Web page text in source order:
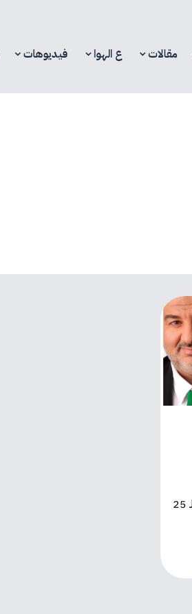
مقالات ع الهوا فيديوهات
أيام قليلة تفصلنا عن معركة الانتخابات الـ 25